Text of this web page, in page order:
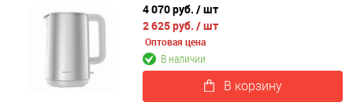
4 070 руб. / шт
2 625 руб. / шт
Оптовая цена
В наличии
В корзину